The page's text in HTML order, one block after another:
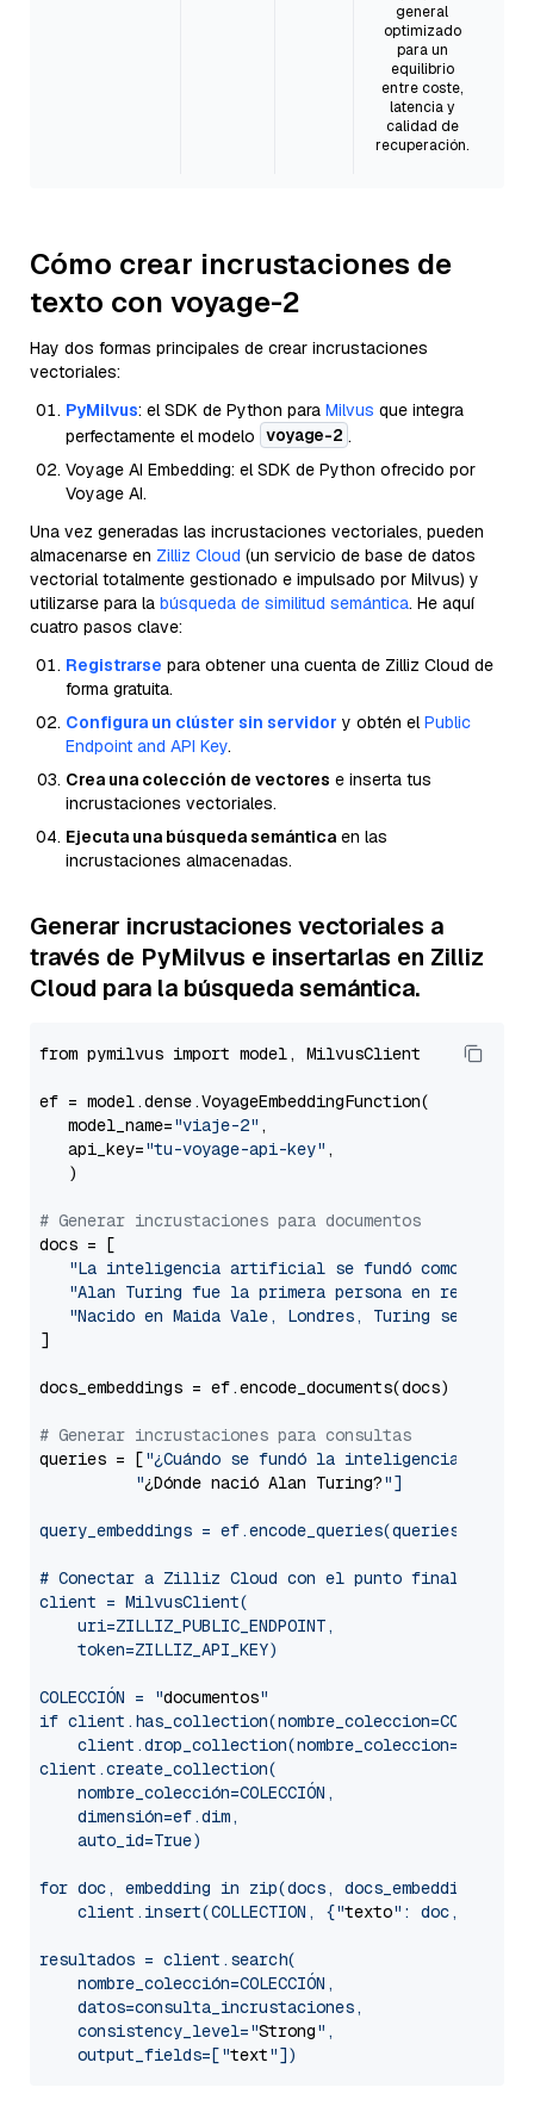
general
optimizado
para un
equilibrio
entre coste,
latencia y
calidad de
recuperación.
Cómo crear incrustaciones de
texto con voyage-2
Hay dos formas principales de crear incrustaciones
vectoriales:
PyMilvus: el SDK de Python para Milvus que integra
perfectamente el modelo voyage-2 .
Voyage AI Embedding: el SDK de Python ofrecido por
Voyage AI.
Una vez generadas las incrustaciones vectoriales, pueden
almacenarse en Zilliz Cloud (un servicio de base de datos
vectorial totalmente gestionado e impulsado por Milvus) y
utilizarse para la búsqueda de similitud semántica. He aquí
cuatro pasos clave:
Registrarse para obtener una cuenta de Zilliz Cloud de
forma gratuita.
Configura un clúster sin servidor y obtén elPublic
Endpoint and API Key.
Crea una colección de vectores e inserta tus
incrustaciones vectoriales.
Ejecuta una búsqueda semántica en las
incrustaciones almacenadas.
Generar incrustaciones vectoriales a
través de PyMilvus e insertarlas en Zilliz
Cloud para la búsqueda semántica.
from pymilvus import model, MilvusClient
ef = model.dense.VoyageEmbeddingFunction(
   model_name=
"viaje-2" ,
   api_key=
"tu-voyage-api-key" ,
   )
# Generar incrustaciones para documentos
docs = [
"La inteligencia artificial se fundó como
"Alan Turing fue la primera persona en realizar
"Nacido en Maida Vale, Londres, Turing se crió
]
docs_embeddings = ef.encode_documents(docs)
# Generar incrustaciones para consultas
queries = ["¿Cuándo se fundó la inteligencia
          "
¿Dónde nació Alan Turing?"]
query_embeddings = ef.encode_queries(queries)
# Conectar a Zilliz Cloud con el punto final
client = MilvusClient(
    uri=ZILLIZ_PUBLIC_ENDPOINT,
    token=ZILLIZ_API_KEY)
COLECCIÓN = "documentos"
if
client.create_collection(
    nombre_colección=COLECCIÓN,
    dimensión=ef.dim,
    auto_id=True)
for doc, embedding in zip(docs, docs_embeddings):
    client.insert(COLLECTION, {"
texto": doc, "
resultados = client.search(
    nombre_colección=COLECCIÓN,
    datos=consulta_incrustaciones,
    consistency_level="
Strong",
    output_fields=["
text